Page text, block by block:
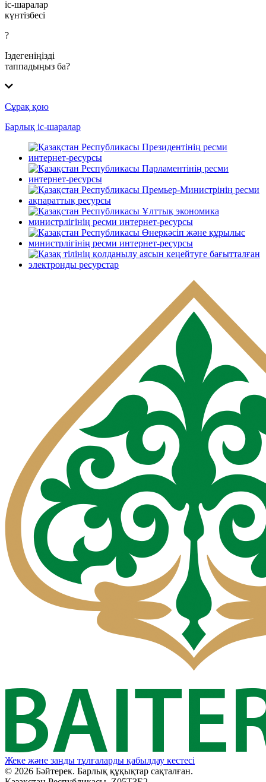
іс-шаралар
күнтізбесі
?
Іздегеніңізді
таппадыңыз ба?
Сұрақ қою
Барлық іс-шаралар
Жеке және заңды тұлғаларды қабылдау кестесі
© 2026 Бәйтерек. Барлық құқықтар сақталған.